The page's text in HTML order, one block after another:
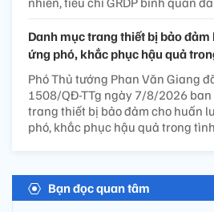
Danh mục trang thiết bị bảo
ứng phó, khắc phục hậu quả
Phó Thủ tướng Phan Văn Giang
1508/QĐ-TTg ngày 7/8/2026
trang thiết bị bảo đảm cho huấn
phó, khắc phục hậu quả trong
Bạn đọc quan tâm